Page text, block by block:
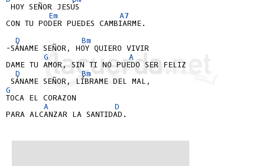
HOY SEÑOR JESÚS
Em
A7
CON TU PODER PUEDES CAMBIARME.
D
Bm
-SÁNAME SEÑOR, HOY QUIERO VIVIR
G
A
DAME TU AMOR, SIN TI NO PUEDO SER FELIZ
D
Bm
G
TOCA EL CORAZON
A
D
PARA ALCANZAR LA SANTIDAD.